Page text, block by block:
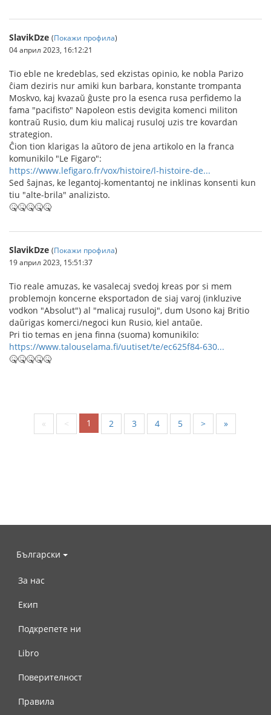
SlavikDze (Покажи профила)
04 април 2023, 16:12:21
Tio eble ne kredeblas, sed ekzistas opinio, ke nobla Parizo
ĉiam deziris nur amiki kun barbara, konstante trompanta
Moskvo, kaj kvazaŭ ĝuste pro la esenca rusa perfidemo la
fama "pacifisto" Napoleon estis devigita komenci militon
kontraŭ Rusio, dum kiu malicaj rusuloj uzis tre kovardan
strategion.
Ĉion tion klarigas la aŭtoro de jena artikolo en la franca
komunikilo "Le Figaro":
https://www.lefigaro.fr/vox/histoire/l-histoire-de...
Sed ŝajnas, ke legantoj-komentantoj ne inklinas konsenti kun
tiu "alte-brila" analizisto.
🤒🤒🤒🤒🤒
SlavikDze (Покажи профила)
19 април 2023, 15:51:37
Tio reale amuzas, ke vasalecaj svedoj kreas por si mem
problemojn koncerne eksportadon de siaj varoj (inkluzive
vodkon "Absolut") al "malicaj rusuloj", dum Usono kaj Britio
daŭrigas komerci/negoci kun Rusio, kiel antaŭe.
Pri tio temas en jena finna (suoma) komunikilo:
https://www.talouselama.fi/uutiset/te/ec625f84-630...
🤒🤒🤒🤒🤒
« < 1 2 3 4 5 > »
Български
За нас
Екип
Подкрепете ни
Libro
Поверителност
Правила